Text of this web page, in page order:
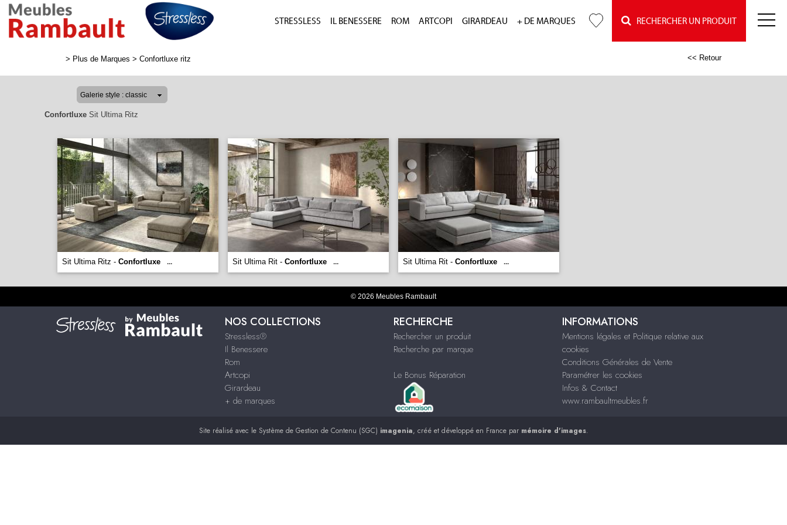
STRESSLESS IL BENESSERE ROM ARTCOPI GIRARDEAU + DE MARQUES RECHERCHER UN PRODUIT
> Plus de Marques > Confortluxe ritz << Retour
Confortluxe Sit Ultima Ritz
Sit Ultima Ritz - Confortluxe ... Sit Ultima Rit - Confortluxe ... Sit Ultima Rit - Confortluxe ...
© 2026 Meubles Rambault
NOS COLLECTIONS
Stressless®
Il Benessere
Rom
Artcopi
Girardeau
+ de marques
RECHERCHE
Rechercher un produit
Recherche par marque
Le Bonus Réparation
INFORMATIONS
Mentions légales et Politique relative aux
cookies
Conditions Générales de Vente
Paramétrer les cookies
Infos & Contact
www.rambaultmeubles.fr
Site réalisé avec le Système de Gestion de Contenu (SGC) imagenia, créé et développé en France par mémoire d'images.